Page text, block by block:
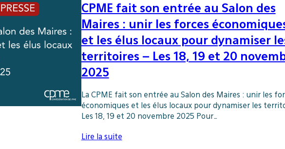
CPME fait son entrée au Salon des
Maires : unir les forces
et les élus locaux pour dynamiser
territoires – Les 18, 19 et 20
2025
La CPME fait son entrée au Salon des Maires : unir les
économiques et les élus locaux pour dynamiser les
Les 18, 19 et 20 novembre 2025 Pour…
Lire la suite